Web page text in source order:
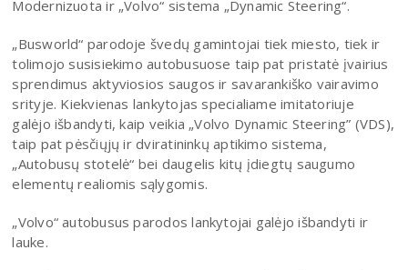
Modernizuota ir „Volvo“ sistema „Dynamic Steering“.
„Busworld“ parodoje švedų gamintojai tiek miesto, tiek ir
tolimojo susisiekimo autobusuose taip pat pristatė įvairius
sprendimus aktyviosios saugos ir savarankiško vairavimo
srityje. Kiekvienas lankytojas specialiame imitatoriuje
galėjo išbandyti, kaip veikia „Volvo Dynamic Steering” (VDS),
taip pat pėsčiųjų ir dviratininkų aptikimo sistema,
„Autobusų stotelė“ bei daugelis kitų įdiegtų saugumo
elementų realiomis sąlygomis.
„Volvo“ autobusus parodos lankytojai galėjo išbandyti ir
lauke.